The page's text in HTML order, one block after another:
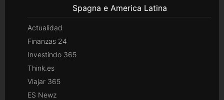
Spagna e America Latina
Actualidad
Finanzas 24
Investindo 365
Think.es
Viajar 365
ES Newz